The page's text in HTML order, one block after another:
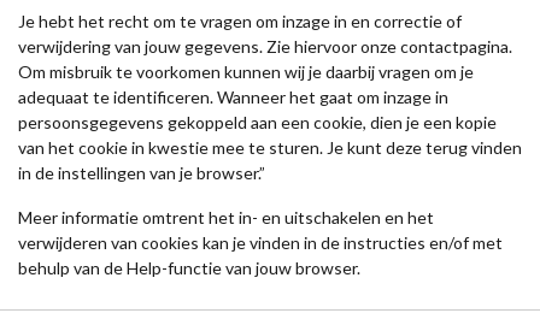
Je hebt het recht om te vragen om inzage in en correctie of
verwijdering van jouw gegevens. Zie hiervoor onze contactpagina.
Om misbruik te voorkomen kunnen wij je daarbij vragen om je
adequaat te identificeren. Wanneer het gaat om inzage in
persoonsgegevens gekoppeld aan een cookie, dien je een kopie
van het cookie in kwestie mee te sturen. Je kunt deze terug vinden
in de instellingen van je browser.”
Meer informatie omtrent het in- en uitschakelen en het
verwijderen van cookies kan je vinden in de instructies en/of met
behulp van de Help-functie van jouw browser.